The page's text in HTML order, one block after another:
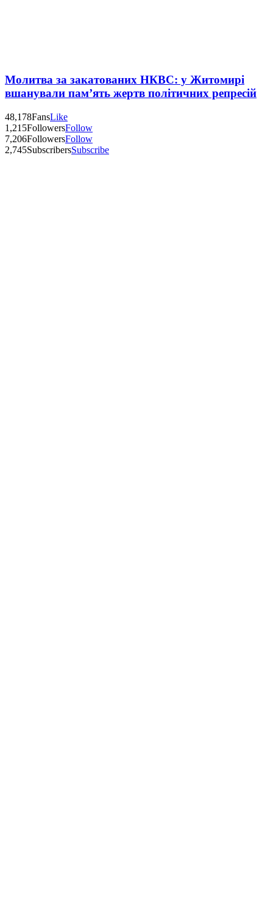
Молитва за закатованих НКВС: у Житомирі
вшанували пам’ять жертв політичних репресій
48,178FansLike
1,215FollowersFollow
7,206FollowersFollow
2,745SubscribersSubscribe